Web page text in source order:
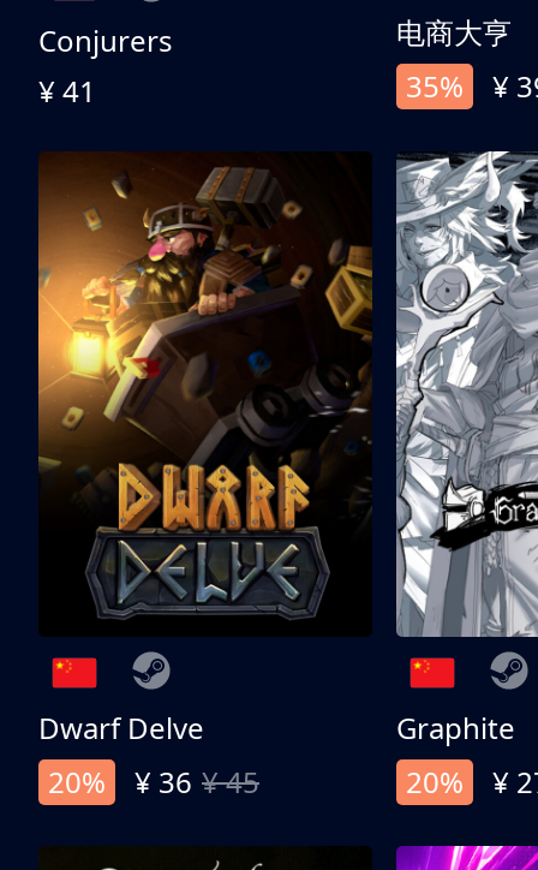
Conjurers
¥ 41
电商大亨
35%
¥
Dwarf Delve
20%
¥ 36 ¥ 45
Graphite
20%
¥